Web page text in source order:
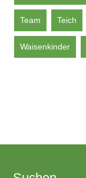
Team Teich
Waisenkinder